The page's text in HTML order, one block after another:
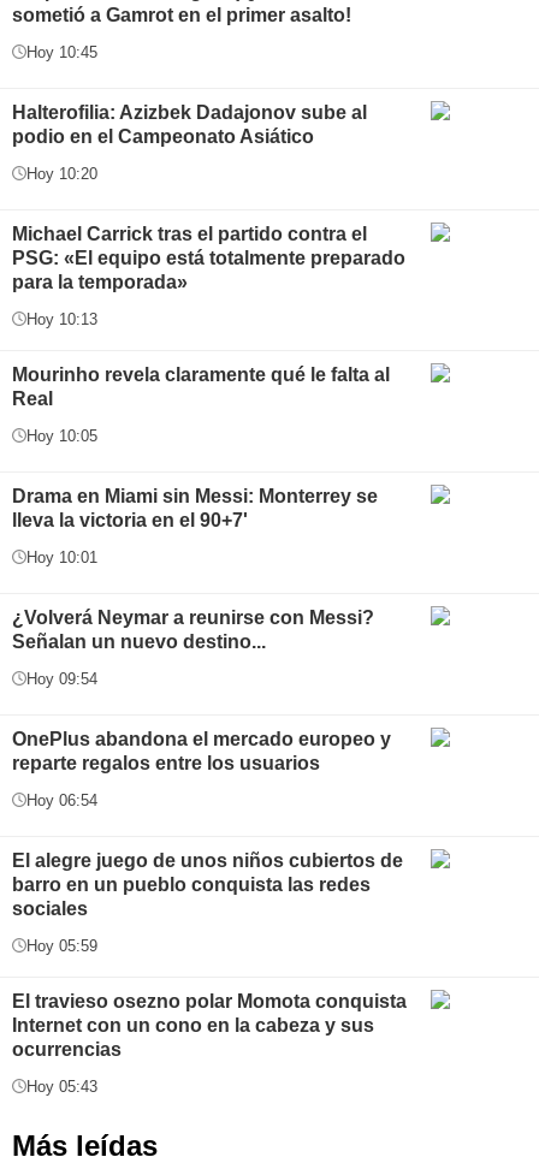
sometió a Gamrot en el primer asalto!
Hoy 10:45
Halterofilia: Azizbek Dadajonov sube al
podio en el Campeonato Asiático
Hoy 10:20
Michael Carrick tras el partido contra el
PSG: «El equipo está totalmente preparado
para la temporada»
Hoy 10:13
Mourinho revela claramente qué le falta al
Real
Hoy 10:05
Drama en Miami sin Messi: Monterrey se
lleva la victoria en el 90+7'
Hoy 10:01
¿Volverá Neymar a reunirse con Messi?
Señalan un nuevo destino...
Hoy 09:54
OnePlus abandona el mercado europeo y
reparte regalos entre los usuarios
Hoy 06:54
El alegre juego de unos niños cubiertos de
barro en un pueblo conquista las redes
sociales
Hoy 05:59
El travieso osezno polar Momota conquista
Internet con un cono en la cabeza y sus
ocurrencias
Hoy 05:43
Más leídas